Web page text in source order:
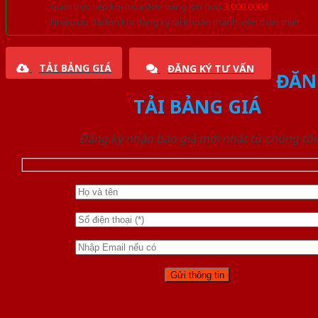
Giảm trực tiếp khi mua đơn hàng lớn hơn 3.000.000đ
Nhiều ưu đãi lớn khi đăng ký tài khoản thành viên thân thiết
TẢI BẢNG GIÁ ĐĂNG KÝ TƯ VẤN
TẢI BẢNG GIÁ
Đăng ký nhận báo giá mới nhất từ chúng tôi